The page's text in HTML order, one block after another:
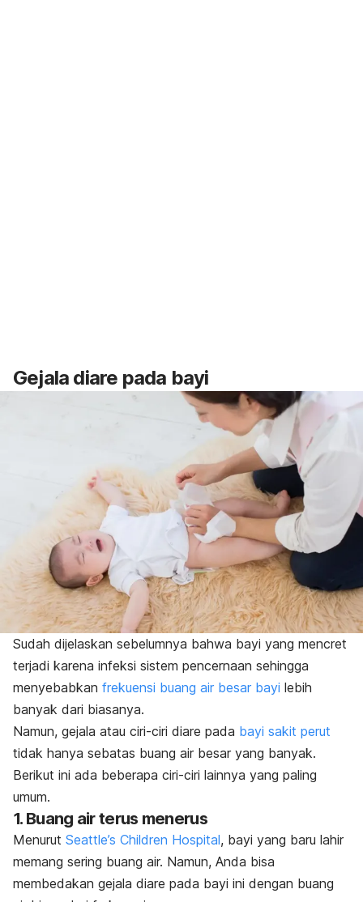
Gejala diare pada bayi
Sudah dijelaskan sebelumnya bahwa bayi yang mencret
terjadi karena infeksi sistem pencernaan sehingga
menyebabkan frekuensi buang air besar bayi lebih
banyak dari biasanya.
Namun, gejala atau ciri-ciri diare pada bayi sakit perut
tidak hanya sebatas buang air besar yang banyak.
Berikut ini ada beberapa ciri-ciri lainnya yang paling
umum.
1. Buang air terus menerus
Menurut Seattle’s Children Hospital, bayi yang baru lahir
memang sering buang air. Namun, Anda bisa
membedakan gejala diare pada bayi ini dengan buang